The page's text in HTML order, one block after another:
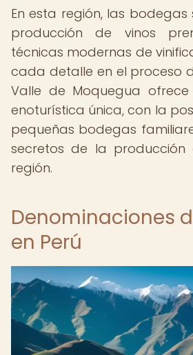
En esta región, las
producción de vinos
técnicas modernas de
cada detalle en el proceso
Valle de Moquegua ofrece
enoturística única, con la
pequeñas bodegas
secretos de la producción
región.
Denominaciones
en Perú